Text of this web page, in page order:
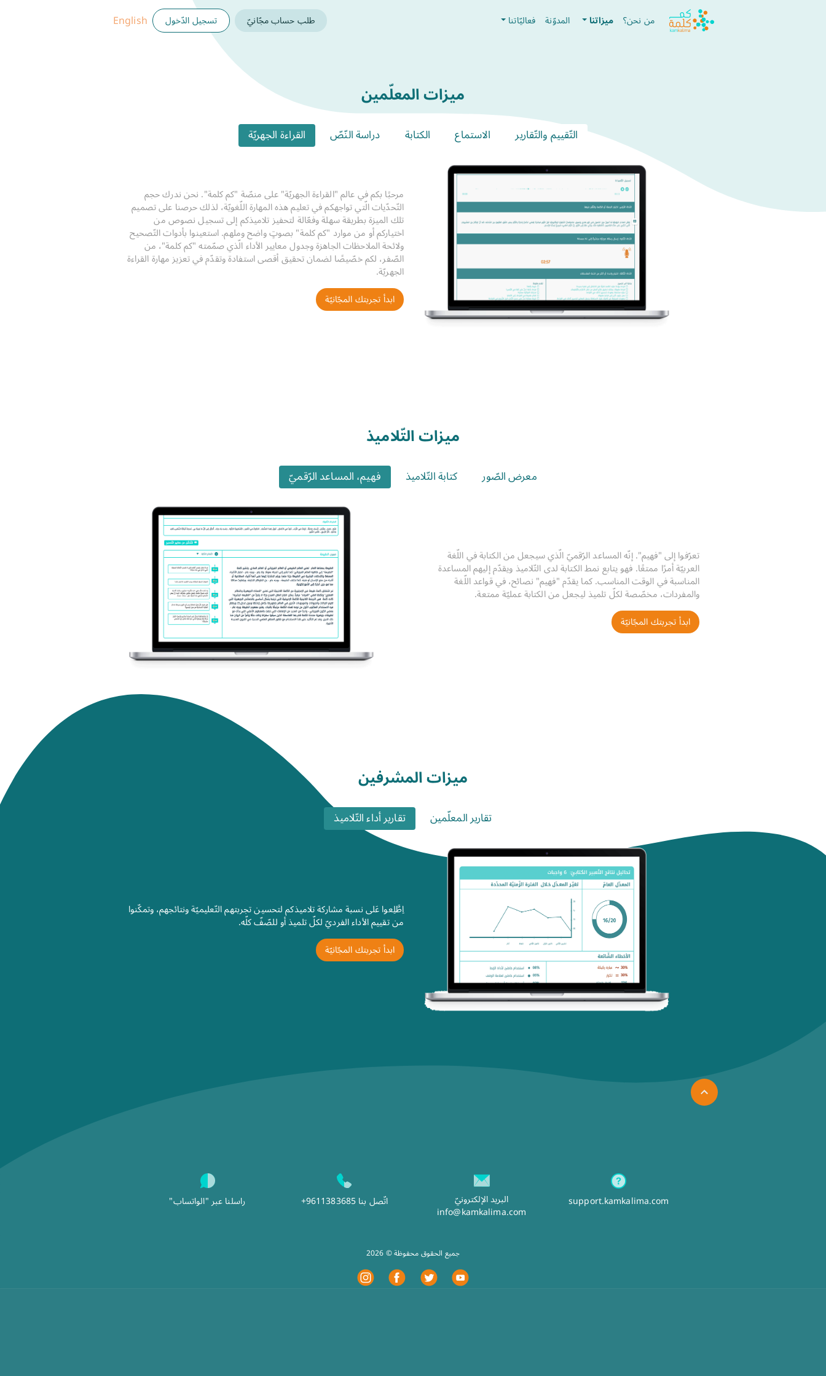
من نحن؟ ميزاتنا المدوّنة فعاليّاتنا طلب حساب مجّانيّ تسجيل الدّخول English
ميزات المعلّمين
القراءة الجهريّة دراسة النّصّ الكتابة الاستماع التّقييم والتّقارير
مرحبًا بكم في عالم "القراءة الجهريّة" على منصّة "كم كلمة". نحن ندرك حجم
التّحدّيات الّتي تواجهكم في تعليم هذه المهارة اللّغويّة، لذلك حرصنا على تصميم
تلك الميزة بطريقة سهلة وفعّالة لتحفيز تلاميذكم إلى تسجيل نصوص من
اختياركم أو من موارد "كم كلمة" بصوتٍ واضح وملهم. استعينوا بأدوات التّصحيح
ولائحة الملاحظات الجاهزة وجدول معايير الأداء الّذي صمّمته "كم كلمة"، من
الصّفر، لكم خصّيصًا لضمان تحقيق أقصى استفادة وتقدّم في تعزيز مهارة القراءة
الجهريّة.
ابدأ تجربتك المجّانيّة
ميزات التّلاميذ
فهيم، المساعد الرّقميّ كتابة التّلاميذ معرض الصّور
تعرّفوا إلى "فهيم". إنّه المساعد الرّقميّ الّذي سيجعل من الكتابة في اللّغة
العربيّة أمرًا ممتعًا. فهو يتابع نمط الكتابة لدى التّلاميذ ويقدّم إليهم المساعدة
المناسبة في الوقت المناسب. كما يقدّم "فهيم" نصائح، في قواعد اللّغة
والمفردات، مخصّصة لكلّ تلميذ ليجعل من الكتابة عمليّة ممتعة.
ابدأ تجربتك المجّانيّة
ميزات المشرفين
تقارير أداء التّلاميذ تقارير المعلّمين
اِطَّلِعوا عَلى نسبة مشاركة تلاميذكم لتحسين تجربتهم التّعليميّة ونتائجهم، وتمكّنوا
من تقييم الأداء الفرديّ لكلّ تلميذ أو للصّفّ كلّه.
ابدأ تجربتك المجّانيّة
support.kamkalima.com البريد الإلكترونيّ
info@kamkalima.com
اتّصل بنا+9611383685 راسلنا عبر "الواتساب"
2026 © جميع الحقوق محفوظة